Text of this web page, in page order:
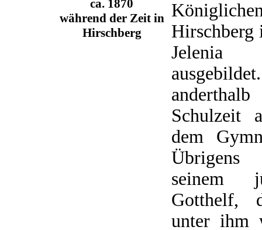
ca. 1870
während der Zeit in
Hirschberg
Hirschberg
Jelenia
Schulzeit
dem
Übrigens
seinem
Gotthelf,
unter ihm